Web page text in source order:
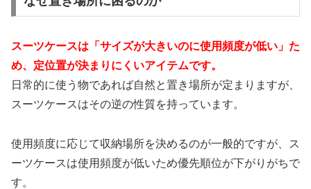
スーツケースは「サイズが大きいのに使用頻度が低い」た
め、定位置が決まりにくいアイテムです。
日常的に使う物であれば自然と置き場所が定まりますが、
スーツケースはその逆の性質を持っています。
使用頻度に応じて収納場所を決めるのが一般的ですが、ス
ーツケースは使用頻度が低いため優先順位が下がりがちで
す。